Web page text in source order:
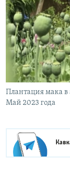
Плантация мака
Май 2023 года